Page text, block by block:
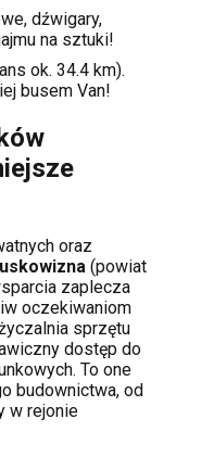
dźwigary,
na sztuki!
ok. 34.4 km).
busem Van!
oraz
(powiat
zaplecza
oczekiwaniom
sprzętu
dostęp do
To one
budownictwa, od
w rejonie